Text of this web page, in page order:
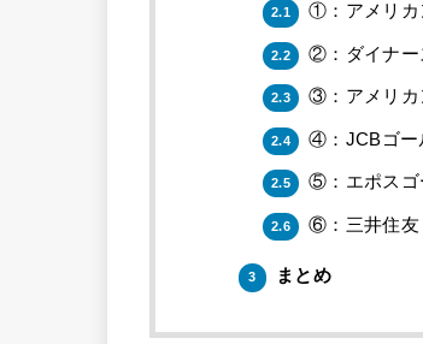
2.1 ①：アメリカ
2.2 ②：ダイナー
2.3 ③：アメリカ
2.4 ④：JCBゴー
2.5 ⑤：エポスゴ
2.6 ⑥：三井住友
3 まとめ